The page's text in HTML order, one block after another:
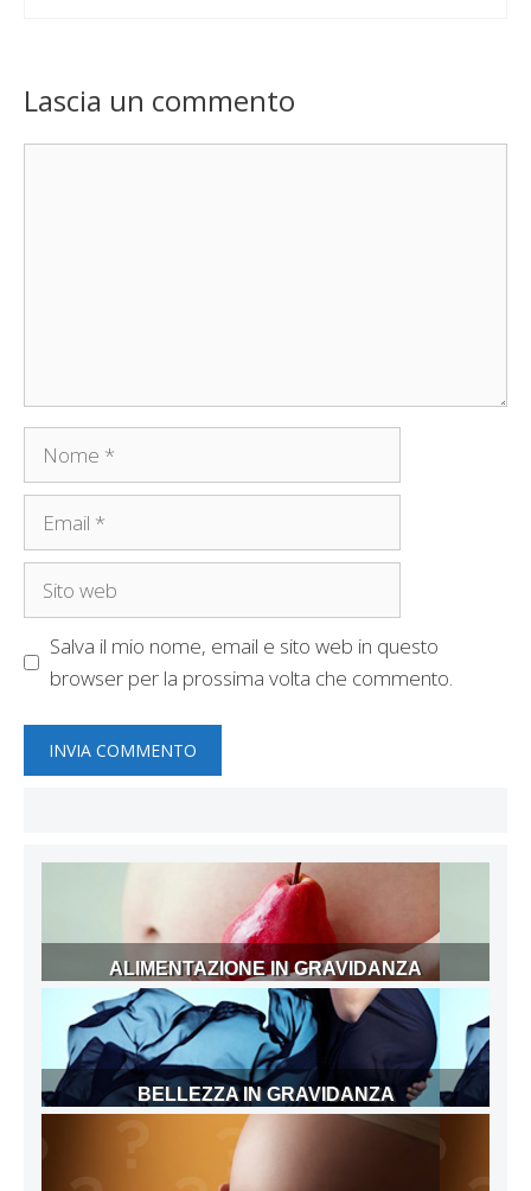
Lascia un commento
Nome
Email
Sito
Salva il mio nome, email e sito web in questo
browser per la prossima volta che commento.
ALIMENTAZIONE IN GRAVIDANZA
BELLEZZA IN GRAVIDANZA